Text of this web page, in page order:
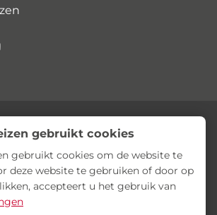
gebruikt cookies
gebruikt cookies om de website te
deze website te gebruiken of door op
accepteert u het gebruik van